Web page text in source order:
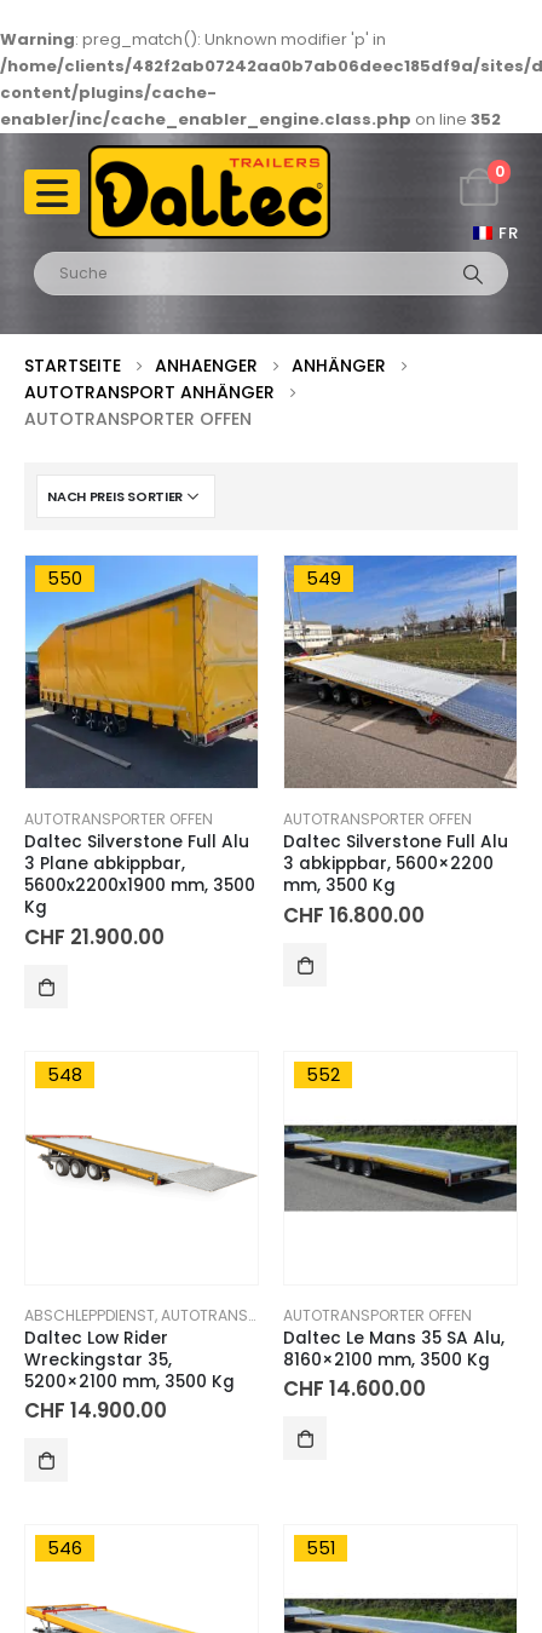
Warning: preg_match(): Unknown modifier 'p' in
/home/clients/482f2ab07242aa0b7ab06deec185df9a/
content/plugins/cache-
enabler/inc/cache_enabler_engine.class.php on line 352
FR
0
STARTSEITE ANHAENGER
ANHÄNGER
AUTOTRANSPORT ANHÄNGER
AUTOTRANSPORTER OFFEN
550
AUTOTRANSPORTER OFFEN
Daltec Silverstone Full Alu
3 Plane abkippbar,
5600x2200x1900 mm, 3500
Kg
CHF 21.900.00
549
AUTOTRANSPORTER OFFEN
Daltec Silverstone Full Alu
3 abkippbar, 5600×2200
mm, 3500 Kg
CHF 16.800.00
548
ABSCHLEPPDIENST,AUTOTRANSPORTER OFFEN
Daltec Low Rider
Wreckingstar 35,
5200×2100 mm, 3500 Kg
CHF 14.900.00
552
AUTOTRANSPORTER OFFEN
Daltec Le Mans 35 SA Alu,
8160×2100 mm, 3500 Kg
CHF 14.600.00
546 551